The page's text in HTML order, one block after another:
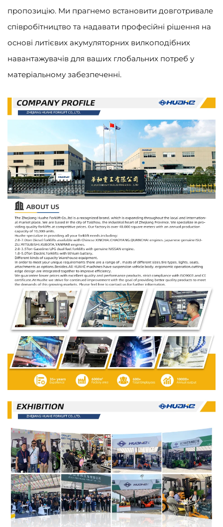
пропозицію. Ми прагнемо встановити довготривале
співробітництво та надавати професійні рішення на
основі литієвих акумуляторних вилкоподібних
навантажувачів для ваших глобальних потреб у
матеріальному забезпеченні.